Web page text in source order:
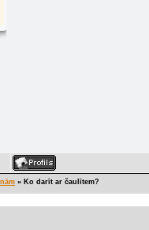
» Ko darīt ar čaulītem?